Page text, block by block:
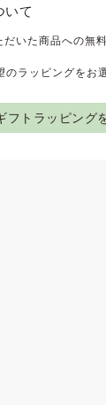
いて
いた商品への無
のラッピングをお
フトラッピング